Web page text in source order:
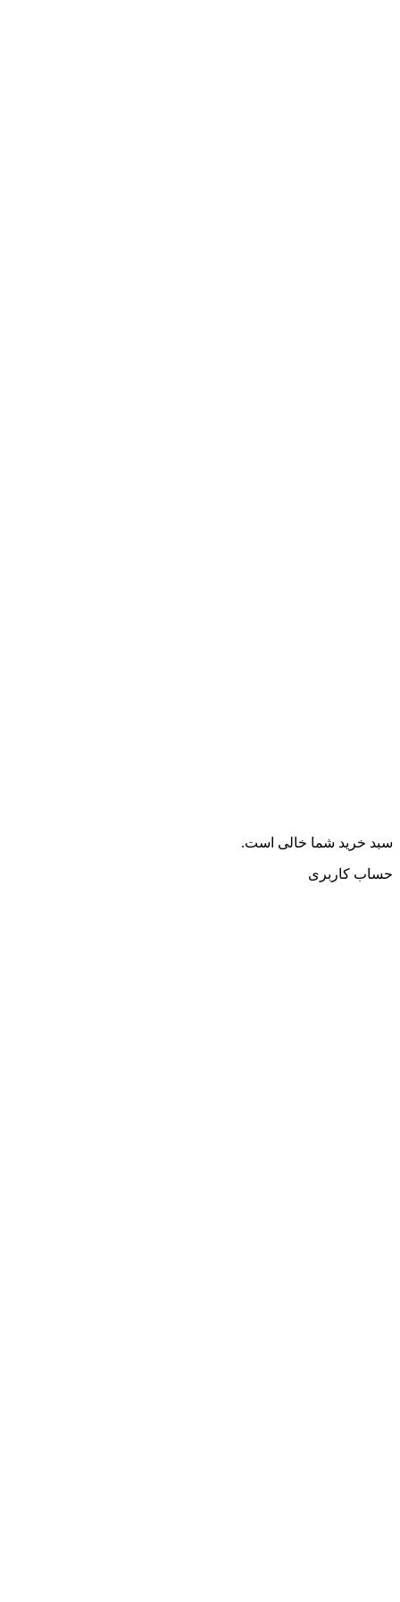
سبد خرید شما خالی است.
حساب کاربری